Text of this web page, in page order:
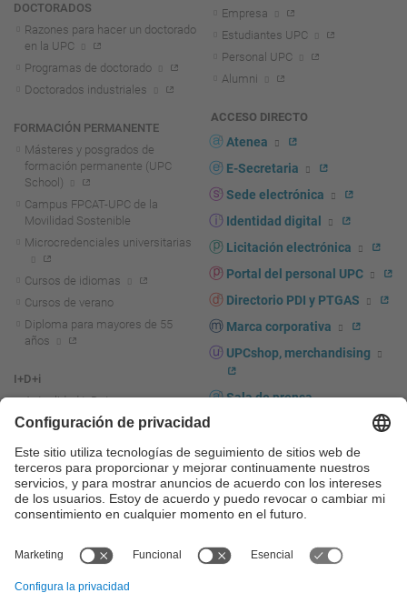
DOCTORADOS
Razones para hacer un doctorado
en la UPC
Programas de doctorado
Doctorados industriales
FORMACIÓN PERMANENTE
Másteres y posgrados de
formación permanente (UPC
School)
Campus FPCAT-UPC de la
Movilidad Sostenible
Microcredenciales universitarias
Cursos de idiomas
Cursos de verano
Diploma para mayores de 55
años
I+D+i
Actualidad I+D+I
La investigación en la UPC
Fomento y apoyo a la
investigación
La transferencia, el
emprendimiento y la innovación
en la UPC
transferencia, el emprendimiento
Servicios a las empresas
Empresa
Estudiantes UPC
Personal UPC
Alumni
ACCESO DIRECTO
Atenea
E-Secretaria
Sede electrónica
Identidad digital
Licitación electrónica
Portal del personal UPC
Directorio PDI y PTGAS
Marca corporativa
UPCshop, merchandising
Sala de prensa